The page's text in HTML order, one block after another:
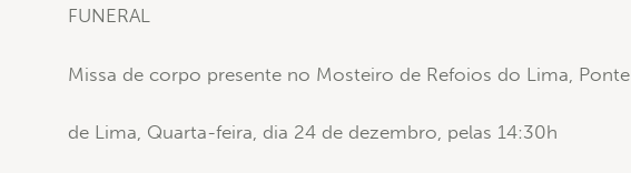
FUNERAL
Missa de corpo presente no Mosteiro de Refoios do Lima, Ponte
de Lima, Quarta-feira, dia 24 de dezembro, pelas 14:30h